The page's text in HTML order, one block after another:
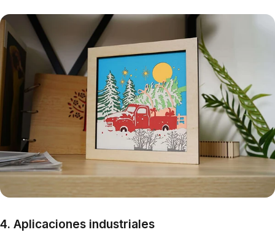
4. Aplicaciones industriales